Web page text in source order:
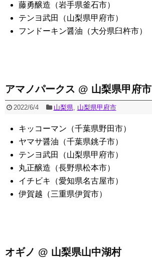
藤勇醸造（岩手県釜石市）
テンヨ武田（山梨県甲府市）
フンドーキン醤油（大分県臼杵市）
アマノパークス @ 山梨県甲府市
2022/6/4 山梨県, 山梨県甲府市
キッコーマン（千葉県野田市）
ヤマサ醤油（千葉県銚子市）
テンヨ武田（山梨県甲府市）
丸正醸造（長野県松本市）
イチビキ（愛知県名古屋市）
伊賀越（三重県伊賀市）
オギノ @ 山梨県山中湖村